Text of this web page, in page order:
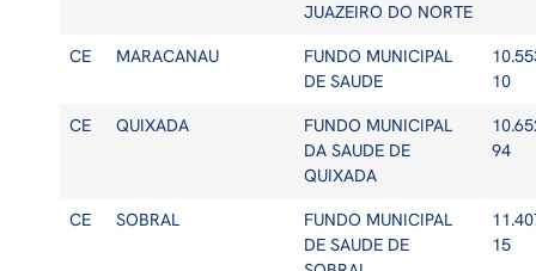
JUAZEIRO DO NORTE
CE MARACANAU
FUNDO MUNICIPAL
DE SAUDE
10
CE QUIXADA
FUNDO MUNICIPAL
DA SAUDE DE
QUIXADA
94
CE SOBRAL
FUNDO MUNICIPAL
DE SAUDE DE
15